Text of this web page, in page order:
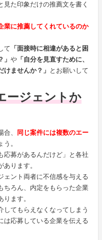
た印象だけの推薦文を書く
業に推薦してくれているのか
て 「面接時に相違があると困
や「自分を見直すために、
ませんか？」 とお願いして
ージェントか
、
同じ案件には複数のエー
。
応募があるんだけど」と各社
ります。
ェント両者に不信感を与える
ちろん、内定をもらった企業
ます。
してもらえなくなってしまう
は応募している企業を伝える